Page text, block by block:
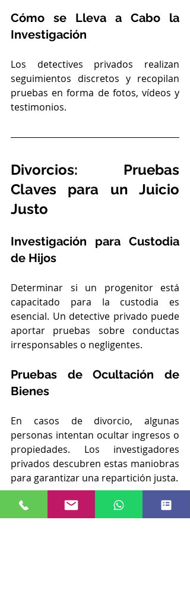
Cómo se Lleva a Cabo la
Investigación
Los detectives privados realizan
seguimientos discretos y recopilan
pruebas en forma de fotos, vídeos y
testimonios.
Divorcios: Pruebas
Claves para un Juicio
Justo
Investigación para Custodia
de Hijos
Determinar si un progenitor está
capacitado para la custodia es
esencial. Un detective privado puede
aportar pruebas sobre conductas
irresponsables o negligentes.
Pruebas de Ocultación de
Bienes
En casos de divorcio, algunas
personas intentan ocultar ingresos o
propiedades. Los investigadores
privados descubren estas maniobras
para garantizar una repartición justa.
Si necesitas pruebas en un caso de
infidelidad o divorcio en Castilla-La